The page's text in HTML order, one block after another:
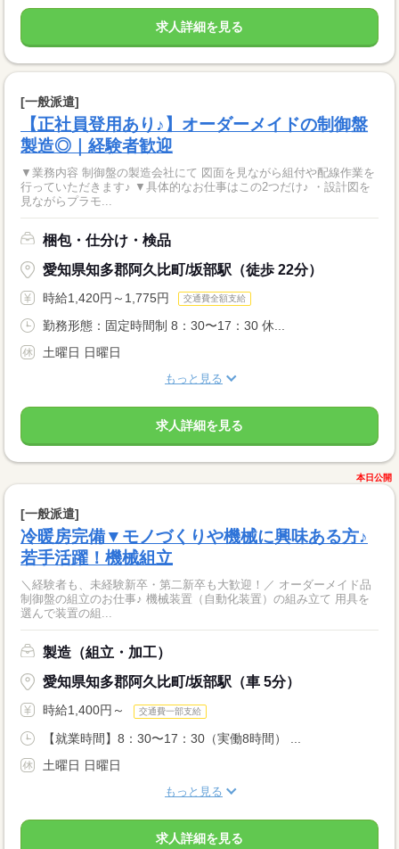
求人詳細を見る
[一般派遣]
【正社員登用あり♪】オーダーメイドの制御盤
製造◎｜経験者歓迎
▼業務内容 制御盤の製造会社にて 図面を見ながら組付や配線作業を
行っていただきます♪ ▼具体的なお仕事はこの2つだけ♪ ・設計図を
見ながらプラモ...
梱包・仕分け・検品
愛知県知多郡阿久比町/坂部駅（徒歩 22分）
時給1,420円～1,775円 交通費全額支給
勤務形態：固定時間制 8：30〜17：30 休...
土曜日 日曜日
もっと見る
求人詳細を見る
本日公開
[一般派遣]
冷暖房完備▼モノづくりや機械に興味ある方♪
若手活躍！機械組立
＼経験者も、未経験新卒・第二新卒も大歓迎！／ オーダーメイド品
制御盤の組立のお仕事♪ 機械装置（自動化装置）の組み立て 用具を
選んで装置の組...
製造（組立・加工）
愛知県知多郡阿久比町/坂部駅（車 5分）
時給1,400円～ 交通費一部支給
【就業時間】8：30〜17：30（実働8時間） ...
土曜日 日曜日
もっと見る
求人詳細を見る